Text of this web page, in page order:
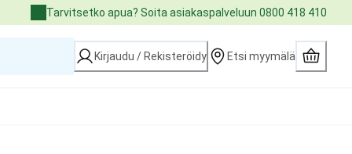
Tarvitsetko apua? Soita asiakaspalveluun 0800 418 410
Kirjaudu / Rekisteröidy Etsi myymälä